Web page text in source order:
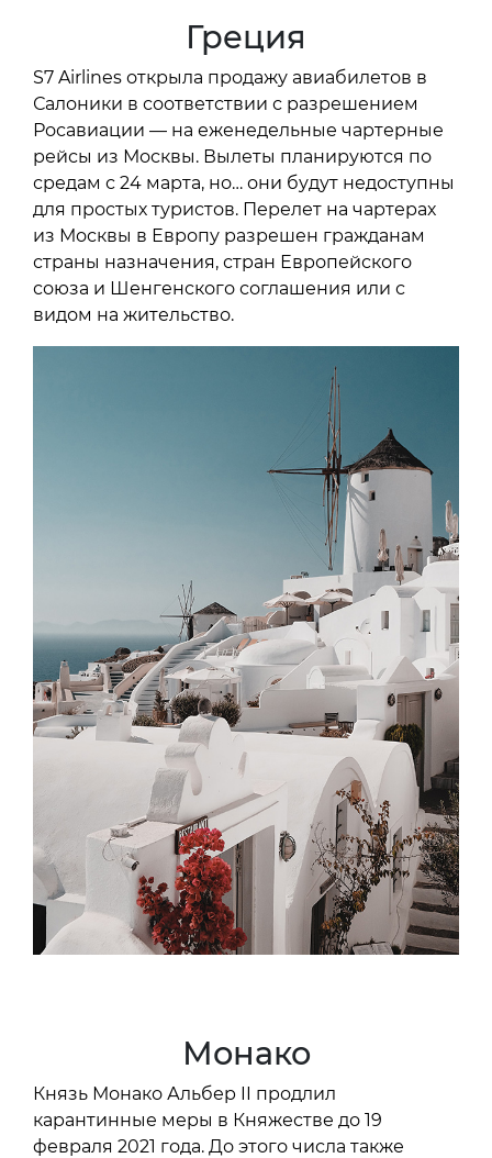
Греция
S7 Airlines открыла продажу авиабилетов в
Салоники в соответствии с разрешением
Росавиации — на еженедельные чартерные
рейсы из Москвы. Вылеты планируются по
средам с 24 марта, но… они будут недоступны
для простых туристов. Перелет на чартерах
из Москвы в Европу разрешен гражданам
страны назначения, стран Европейского
союза и Шенгенского соглашения или с
видом на жительство.
Монако
Князь Монако Альбер II продлил
карантинные меры в Княжестве до 19
февраля 2021 года. До этого числа также